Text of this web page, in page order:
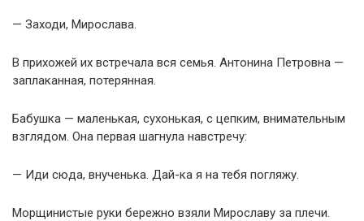
— Заходи, Мирослава.
В прихожей их встречала вся семья. Антонина Петровна —
заплаканная, потерянная.
Бабушка — маленькая, сухонькая, с цепким, внимательным
взглядом. Она первая шагнула навстречу:
— Иди сюда, внученька. Дай-ка я на тебя погляжу.
Морщинистые руки бережно взяли Мирославу за плечи.